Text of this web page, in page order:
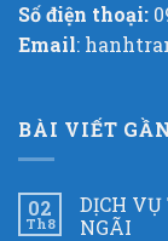
Số điện thoại:
Email:
BÀI VIẾT
02
Th8
DỊCH VỤ
NGÃI